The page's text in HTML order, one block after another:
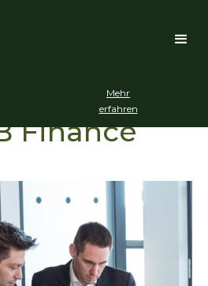
Mehr
erfahren
Finance